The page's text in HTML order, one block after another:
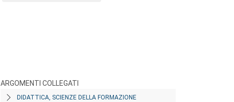
ARGOMENTI COLLEGATI
DIDATTICA, SCIENZE DELLA FORMAZIONE